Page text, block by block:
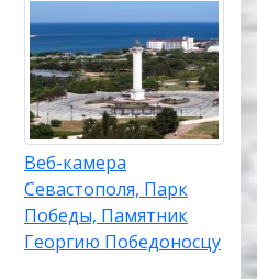
Веб-камера
Севастополя, Парк
Победы, Памятник
Георгию Победоносцу